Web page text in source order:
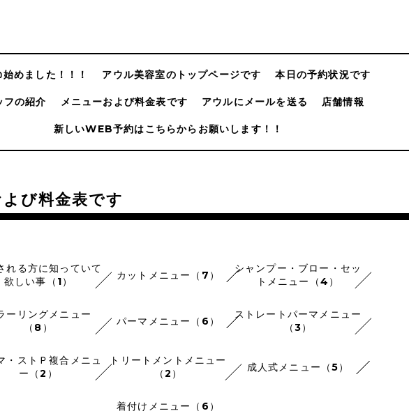
めました！！！ アウル美容室のトップページです 本日の予約状況です
フの紹介 メニューおよび料金表です アウルにメールを送る 店舗情報
新しいWEB予約はこちらからお願いします！！
び料金表です
れる方に知っていて
欲しい事（1）
カットメニュー（7）
シャンプー・ブロー・セッ
トメニュー（4）
ーリングメニュー
（8）
パーマメニュー（6）
ストレートパーマメニュー
（3）
・ストＰ複合メニュ
ー（2）
トリートメントメニュー
（2）
成人式メニュー（5）
着付けメニュー（6）